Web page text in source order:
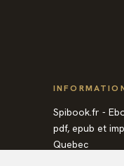
Spibook.fr -
pdf, epub et
Quebec